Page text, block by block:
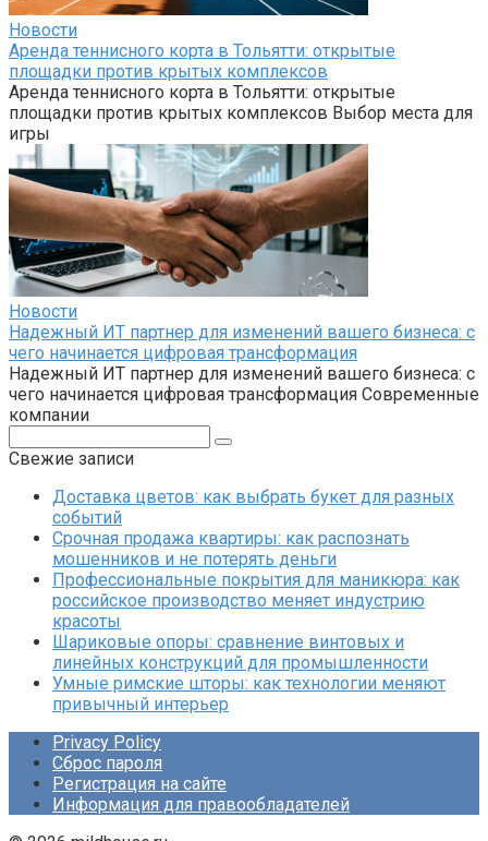
Новости
Аренда теннисного корта в Тольятти: открытые
площадки против крытых комплексов
Аренда теннисного корта в Тольятти: открытые
площадки против крытых комплексов Выбор места для
игры
Новости
Надежный ИТ партнер для изменений вашего бизнеса: с
чего начинается цифровая трансформация
Надежный ИТ партнер для изменений вашего бизнеса: с
чего начинается цифровая трансформация Современные
компании
Свежие записи
Доставка цветов: как выбрать букет для разных
событий
Срочная продажа квартиры: как распознать
мошенников и не потерять деньги
Профессиональные покрытия для маникюра: как
российское производство меняет индустрию
красоты
Шариковые опоры: сравнение винтовых и
линейных конструкций для промышленности
Умные римские шторы: как технологии меняют
привычный интерьер
Privacy Policy
Сброс пароля
Регистрация на сайте
Информация для правообладателей